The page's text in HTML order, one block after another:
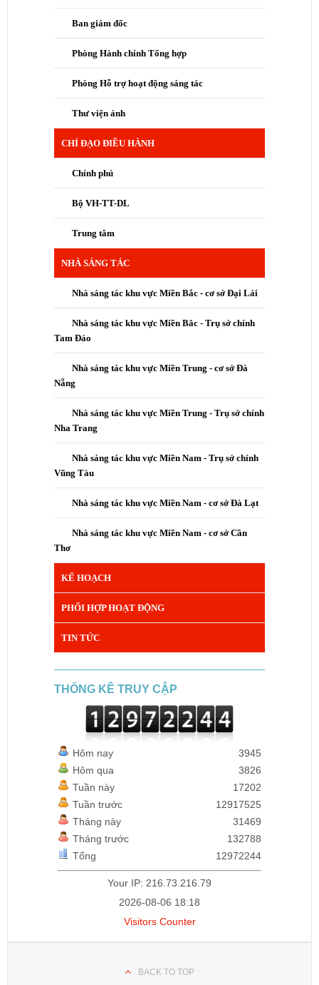
Ban giám đốc
Phòng Hành chính Tổng hợp
Phòng Hỗ trợ hoạt động sáng tác
Thư viện ảnh
CHỈ ĐẠO ĐIỀU HÀNH
Chính phủ
Bộ VH-TT-DL
Trung tâm
NHÀ SÁNG TÁC
Nhà sáng tác khu vực Miền Bắc - cơ sở Đại Lải
Nhà sáng tác khu vực Miền Băc - Trụ sở chính
Tam Đảo
Nhà sáng tác khu vực Miền Trung - cơ sở Đà
Nẵng
Nhà sáng tác khu vực Miền Trung - Trụ sở chính
Nha Trang
Nhà sáng tác khu vực Miền Nam - Trụ sở chính
Vũng Tàu
Nhà sáng tác khu vực Miền Nam - cơ sở Đà Lạt
Nhà sáng tác khu vực Miền Nam - cơ sở Cần
Thơ
KẾ HOẠCH
PHỐI HỢP HOẠT ĐỘNG
TIN TỨC
THỐNG KÊ TRUY CẬP
Hôm nay
Hôm qua
Tuần này
Tuần trước
Tháng này
Tháng trước
Tổng
3945
3826
17202
12917525
31469
132788
12972244
Your IP: 216.73.216.79
2026-08-06 18:18
Visitors Counter
BACK TO TOP